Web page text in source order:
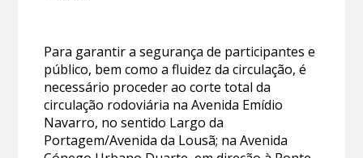
Para garantir a segurança de participantes e
público, bem como a fluidez da circulação, é
necessário proceder ao corte total da
circulação rodoviária na Avenida Emídio
Navarro, no sentido Largo da
Portagem/Avenida da Lousã; na Avenida